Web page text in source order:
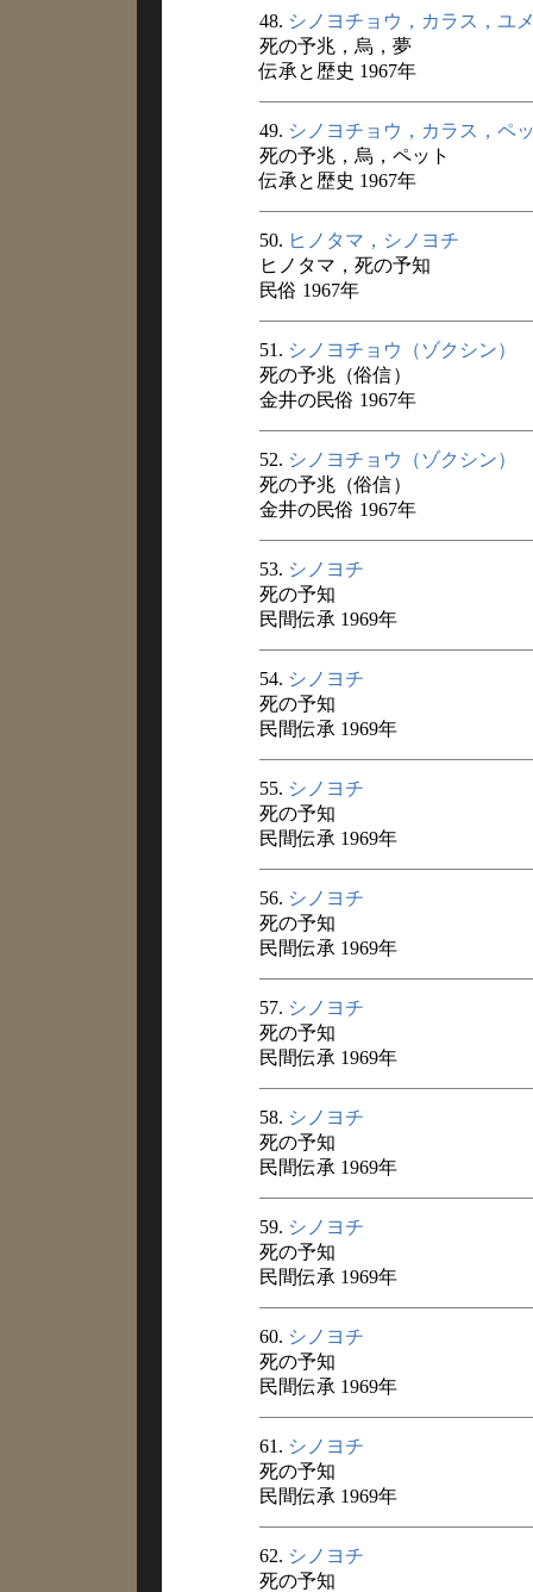
48. シノヨチョウ，カラス，ユ
死の予兆，烏，夢
伝承と歴史 1967年
49. シノヨチョウ，カラス，ペ
死の予兆，烏，ペット
伝承と歴史 1967年
50. ヒノタマ，シノヨチ
ヒノタマ，死の予知
民俗 1967年
51. シノヨチョウ（ゾクシン）
死の予兆（俗信）
金井の民俗 1967年
52. シノヨチョウ（ゾクシン）
死の予兆（俗信）
金井の民俗 1967年
53. シノヨチ
死の予知
民間伝承 1969年
54. シノヨチ
死の予知
民間伝承 1969年
55. シノヨチ
死の予知
民間伝承 1969年
56. シノヨチ
死の予知
民間伝承 1969年
57. シノヨチ
死の予知
民間伝承 1969年
58. シノヨチ
死の予知
民間伝承 1969年
59. シノヨチ
死の予知
民間伝承 1969年
60. シノヨチ
死の予知
民間伝承 1969年
61. シノヨチ
死の予知
民間伝承 1969年
62. シノヨチ
死の予知